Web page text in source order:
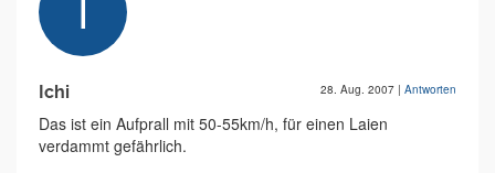
Ichi 28. Aug. 2007 | Antworten
Das ist ein Aufprall mit 50-55km/h, für einen Laien
verdammt gefährlich.